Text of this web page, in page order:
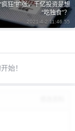
自定义
疯狂”扩张，千亿投资是想
“吃独食”？
2021-4-2 11:46:55
始！